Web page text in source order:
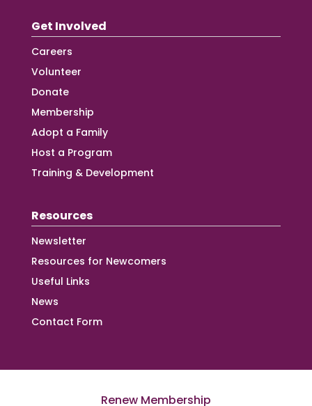
Get Involved
Careers
Volunteer
Donate
Membership
Adopt a Family
Host a Program
Training & Development
Resources
Newsletter
Resources for Newcomers
Useful Links
News
Contact Form
Renew Membership